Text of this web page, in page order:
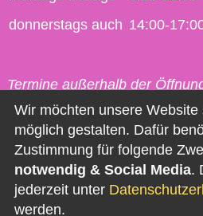
donnerstags auch 14:00-
Termine außerhalb der
vorheriger Vereinbarung
Kontakt
Impressum
Datenschutz
Wir möchten unsere
möglich gestalten. Dafür
Zustimmung für folgende
notwendig & Social Media.
jederzeit unter
werden.